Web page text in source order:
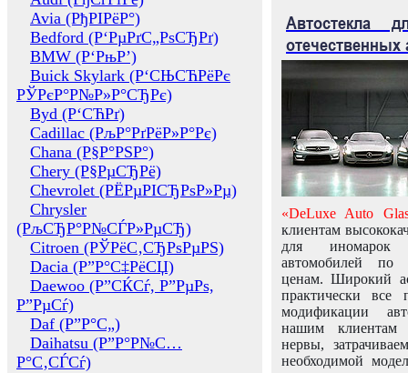
Avia (РђРІРёР°)
Bedford (Р‘РµРґС„РѕСЂРґ)
BMW (Р‘РњР’)
Buick Skylark (Р‘СЊСЋРёРє
РЎРєР°Р№Р»Р°СЂРє)
Byd (Р‘СЋРґ)
Cadillac (РљР°РґРёР»Р°Рє)
Chana (Р§Р°РЅР°)
Chery (Р§РµСЂРё)
Chevrolet (РЁРµРІСЂРѕР»Рµ)
Chrysler
(РљСЂР°Р№СЃР»РµСЂ)
Citroen (РЎРёС‚СЂРѕРµРЅ)
Dacia (Р”Р°С‡РёСЏ)
Daewoo (Р”СЌСѓ, Р”РµРѕ,
Р”РµСѓ)
Daf (Р”Р°С„)
Daihatsu (Р”Р°Р№С…
Р°С‚СЃСѓ)
Автостекла
отечественных
«DeLuxe Auto
клиентам
для иномарок
автомобилей
ценам. Широкий
практически все
модификации
нашим клиентам
нервы,
необходимой